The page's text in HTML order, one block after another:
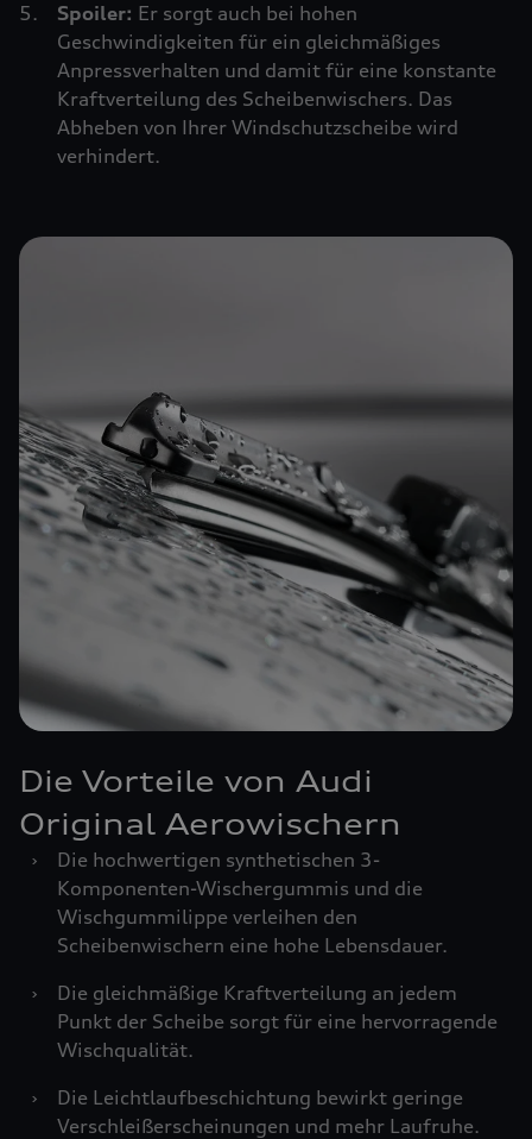
Spoiler: Er sorgt auch bei hohen
Geschwindigkeiten für ein gleichmäßiges
Anpressverhalten und damit für eine konstante
Kraftverteilung des Scheibenwischers. Das
Abheben von Ihrer Windschutzscheibe wird
verhindert.
Die Vorteile von Audi
Original Aerowischern
›
Die hochwertigen synthetischen 3-
Komponenten-Wischergummis und die
Wischgummilippe verleihen den
Scheibenwischern eine hohe Lebensdauer.
›
Die gleichmäßige Kraftverteilung an jedem
Punkt der Scheibe sorgt für eine hervorragende
Wischqualität.
›
Die Leichtlaufbeschichtung bewirkt geringe
Verschleißerscheinungen und mehr Laufruhe.